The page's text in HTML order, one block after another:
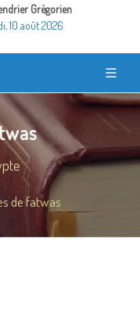
Grégorien
10 août 2026
de fatwas